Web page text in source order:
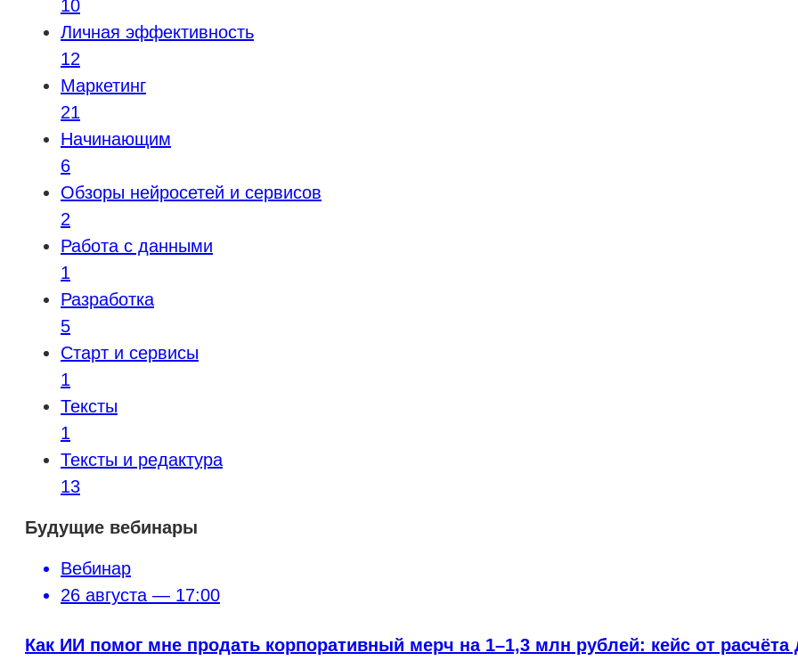
10
Личная эффективность
12
Маркетинг
21
Начинающим
6
Обзоры нейросетей и сервисов
2
Работа с данными
1
Разработка
5
Старт и сервисы
1
Тексты
1
Тексты и редактура
13
Будущие вебинары
Вебинар
26 августа — 17:00
Как ИИ помог мне продать корпоративный мерч на 1–1,3 млн рублей: кейс от расчёта